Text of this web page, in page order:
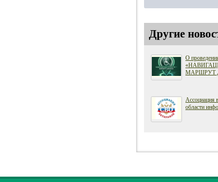
Другие
О
МАРШРУТ
Ассоциация
области